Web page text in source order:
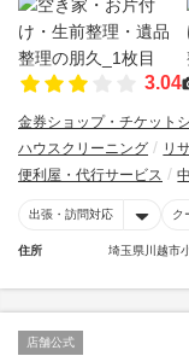
3.04
金券ショップ・チケット
ハウスクリーニング
リ
便利屋・代行サービス
出張・訪問対応 ク
住所 埼玉県川越市
店舗公式